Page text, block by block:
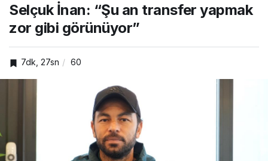
İna
n:
tran
Selçuk İnan: “Şu an transfer yapmak
zor gibi görünüyor”
7dk, 27sn 60